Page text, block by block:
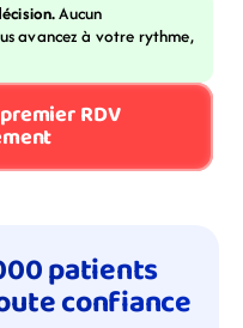
Aucun
avancez à votre rythme,
RDV
patients
confiance